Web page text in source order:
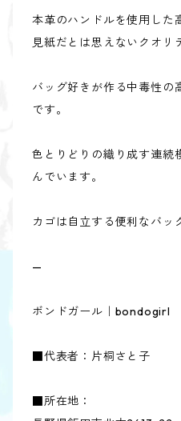
本革のハンドルを使用した
見紙だとは思えないクオリ
バッグ好きが作る中毒性の
です。
色とりどりの織り成す連続
んでいます。
カゴは自立する便利なバッ
—
ボンドガール｜bondogirl
■代表者：片桐さと子
■所在地：